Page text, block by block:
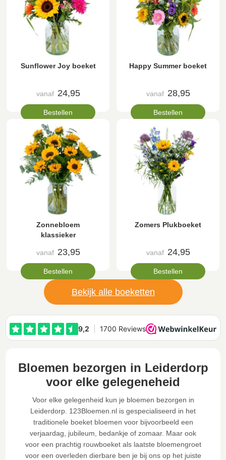
Sunflower Joy boeket
vanaf 24,95
Bestellen
Happy Summer boeket
vanaf 28,95
Bestellen
Zonnebloem
klassieker
vanaf 23,95
Bestellen
Zomers Plukboeket
vanaf 24,95
Bestellen
Bekijk alle boeketten
Bloemen bezorgen in Leiderdorp
voor elke gelegeneheid
Voor elke gelegenheid kun je bloemen bezorgen in
Leiderdorp. 123Bloemen.nl is gespecialiseerd in het
traditionele boeket bloemen voor bijvoorbeeld een
verjaardag, jubileum, bedankje of zomaar. Maar ook
voor een prachtig rouwboeket als laatste bloemengroet
voor een overleden dierbare ben je bij ons op het juiste